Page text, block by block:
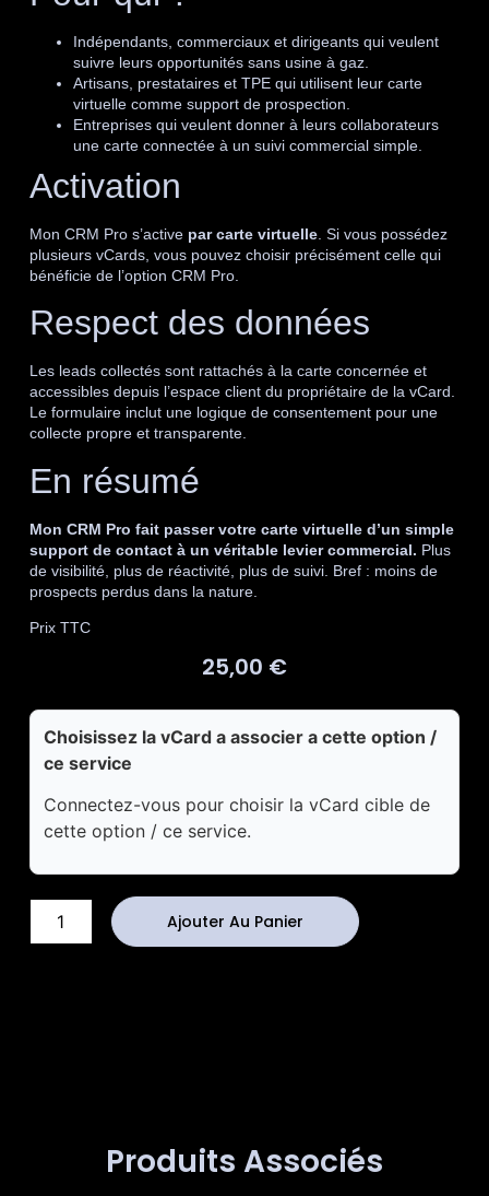
Indépendants, commerciaux et dirigeants qui veulent
suivre leurs opportunités sans usine à gaz.
Artisans, prestataires et TPE qui utilisent leur carte
virtuelle comme support de prospection.
Entreprises qui veulent donner à leurs collaborateurs
une carte connectée à un suivi commercial simple.
Activation
Mon CRM Pro s’active par carte virtuelle. Si vous possédez
plusieurs vCards, vous pouvez choisir précisément celle qui
bénéficie de l’option CRM Pro.
Respect des données
Les leads collectés sont rattachés à la carte concernée et
accessibles depuis l’espace client du propriétaire de la vCard.
Le formulaire inclut une logique de consentement pour une
collecte propre et transparente.
En résumé
Mon CRM Pro fait passer votre carte virtuelle d’un simple
support de contact à un véritable levier commercial. Plus
de visibilité, plus de réactivité, plus de suivi. Bref : moins de
prospects perdus dans la nature.
Prix TTC
25,00 €
Choisissez la vCard a associer a cette option /
ce service
Connectez-vous pour choisir la vCard cible de
cette option / ce service.
Ajouter Au Panier
Produits Associés